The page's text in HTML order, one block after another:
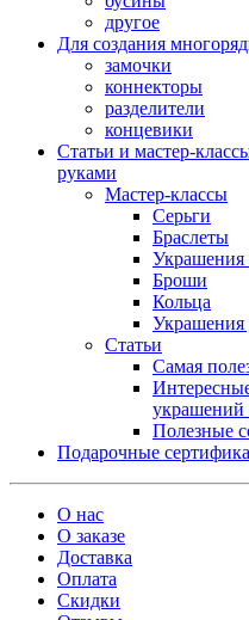
другое
Для создания
замочки
коннекторы
разделители
концевики
Статьи и мастер-
руками
Мастер-классы
Серьги
Браслеты
Броши
Кольца
Украшения
Статьи
Самая
украшений
Полезные
Подарочные
О нас
О заказе
Доставка
Оплата
Скидки